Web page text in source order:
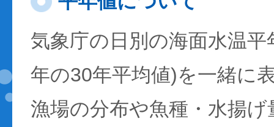
気象庁の日別の海面水温
年の30年平均値)を一緒に
漁場の分布や魚種・水揚